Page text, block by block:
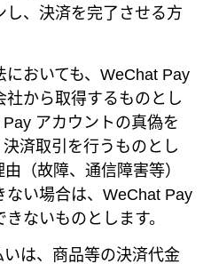
し、決済を完了させる方
おいても、WeChat Pay
から取得するものとし
アカウントの真偽を
済取引を行うものとし
（故障、通信障害等）
ない場合は、WeChat Pay
ないものとします。
は、商品等の決済代金